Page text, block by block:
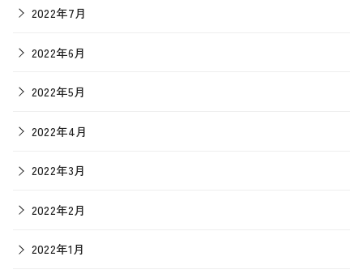
2022年7月
2022年6月
2022年5月
2022年4月
2022年3月
2022年2月
2022年1月